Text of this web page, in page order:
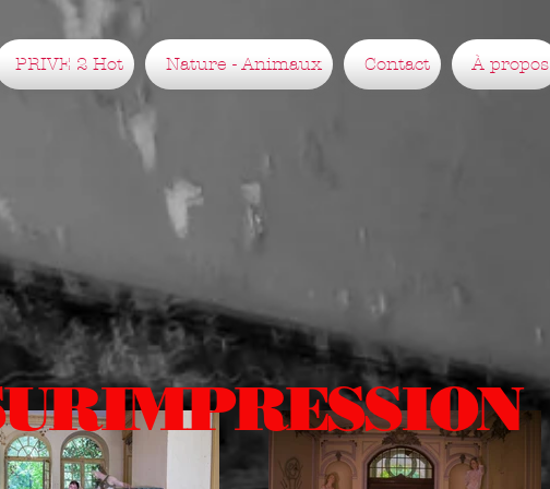
PRIVE 2 Hot Nature - Animaux Contact À propos